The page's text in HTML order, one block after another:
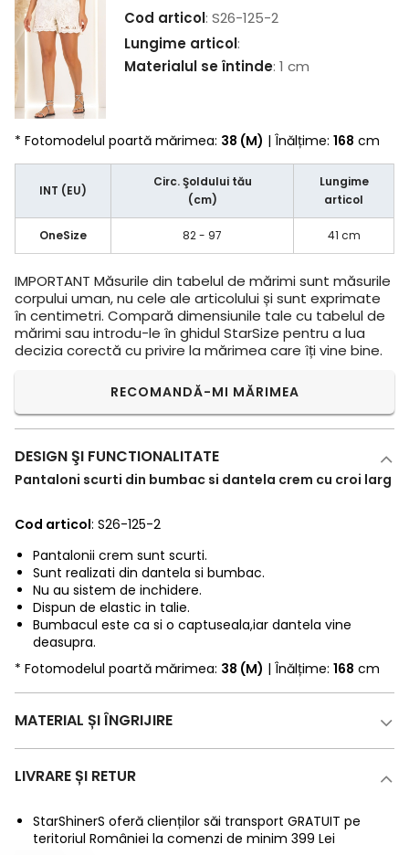
Cod articol: S26-125-2
Lungime articol:
Materialul se întinde: 1 cm
* Fotomodelul poartă mărimea: 38 (M) | Înălțime: 168 cm
INT (EU)
Circ. Şoldului tău
(cm)
Lungime
articol
OneSize 82 - 97 41 cm
IMPORTANT Măsurile din tabelul de mărimi sunt măsurile
corpului uman, nu cele ale articolului și sunt exprimate
în centimetri. Compară dimensiunile tale cu tabelul de
mărimi sau introdu-le în ghidul StarSize pentru a lua
decizia corectă cu privire la mărimea care îți vine bine.
RECOMANDĂ-MI MĂRIMEA
DESIGN ŞI FUNCTIONALITATE
Pantaloni scurti din bumbac si dantela crem cu croi larg
Cod articol: S26-125-2
Pantalonii crem sunt scurti.
Sunt realizati din dantela si bumbac.
Nu au sistem de inchidere.
Dispun de elastic in talie.
Bumbacul este ca si o captuseala,iar dantela vine
deasupra.
* Fotomodelul poartă mărimea: 38 (M) | Înălțime: 168 cm
MATERIAL ȘI ÎNGRIJIRE
LIVRARE ȘI RETUR
StarShinerS oferă clienților săi transport GRATUIT pe
teritoriul României la comenzi de minim 399 Lei